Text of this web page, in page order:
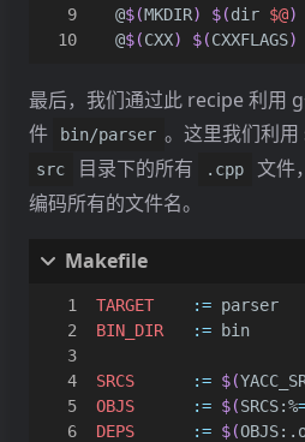
	@
$(MKDIR) $(dir $@)
	@
$(CXX) $(CXXFLAGS)
最后，我们通过此 recipe 利用
件
bin/parser 。这里我们利
src 目录下的所有 .cpp
文件
编码所有的文件名。
TARGET :=
BIN_DIR
:=
SRCS := $(
OBJS
:= $(SRCS:%
DEPS
:= $(